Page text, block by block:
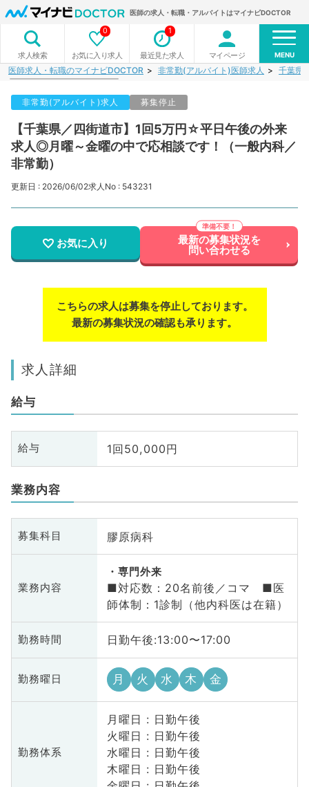
医師の求人・転職・アルバイトはマイナビDOCTOR
求人検索 お気に入り求人
0
最近見た求人
1
マイページ MENU
医師求人・転職のマイナビDOCTOR 非常勤(アルバイト)医師求人 千葉県
非常勤(アルバイト)求人 募集停止
【千葉県／四街道市】1回5万円☆平日午後の外来
求人◎月曜～金曜の中で応相談です！（一般内科／
非常勤）
更新日 : 2026/06/02求人No : 543231
お気に入り 最新の募集状況を
問い合わせる
こちらの求人は募集を停止しております。
最新の募集状況の確認も承ります。
求人詳細
給与
給与 1回50,000円
業務内容
募集科目 膠原病科
業務内容
専門外来
■対応数：20名前後／コマ ■医
師体制：1診制（他内科医は在籍）
勤務時間 日勤午後:13:00〜17:00
勤務曜日 月 火 水 木 金
勤務体系
月曜日 : 日勤午後
火曜日 : 日勤午後
水曜日 : 日勤午後
木曜日 : 日勤午後